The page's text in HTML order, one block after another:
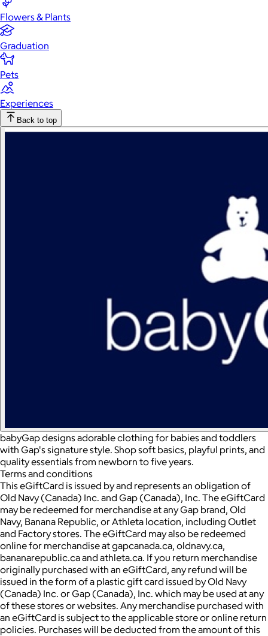
Flowers & Plants
Graduation
Pets
Experiences
Back to top
babyGap designs adorable clothing for babies and toddlers
with Gap's signature style. Shop soft basics, playful prints, and
quality essentials from newborn to five years.
Terms and conditions
This eGiftCard is issued by and represents an obligation of
Old Navy (Canada) Inc. and Gap (Canada), Inc. The eGiftCard
may be redeemed for merchandise at any Gap brand, Old
Navy, Banana Republic, or Athleta location, including Outlet
and Factory stores. The eGiftCard may also be redeemed
online for merchandise at gapcanada.ca, oldnavy.ca,
bananarepublic.ca and athleta.ca. If you return merchandise
originally purchased with an eGiftCard, any refund will be
issued in the form of a plastic gift card issued by Old Navy
(Canada) Inc. or Gap (Canada), Inc. which may be used at any
of these stores or websites. Any merchandise purchased with
an eGiftCard is subject to the applicable store or online return
policies. Purchases will be deducted from the amount of this